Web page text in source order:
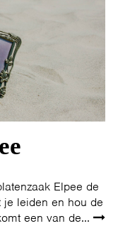
Elpee de
je leiden en hou de
een van de...